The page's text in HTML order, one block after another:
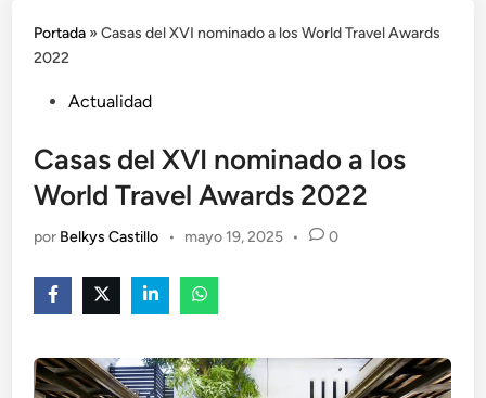
Portada »Casas del XVI nominado a los World Travel Awards
2022
Publicado
Actualidad
Casas del XVI nominado a los
World Travel Awards 2022
por Belkys Castillo • mayo 19, 2025 • 0